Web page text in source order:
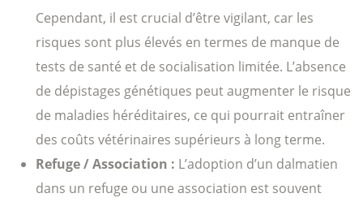
Cependant, il est crucial d’être vigilant, car les
risques sont plus élevés en termes de manque de
tests de santé et de socialisation limitée. L’absence
de dépistages génétiques peut augmenter le risque
de maladies héréditaires, ce qui pourrait entraîner
des coûts vétérinaires supérieurs à long terme.
Refuge / Association : L’adoption d’un dalmatien
dans un refuge ou une association est souvent